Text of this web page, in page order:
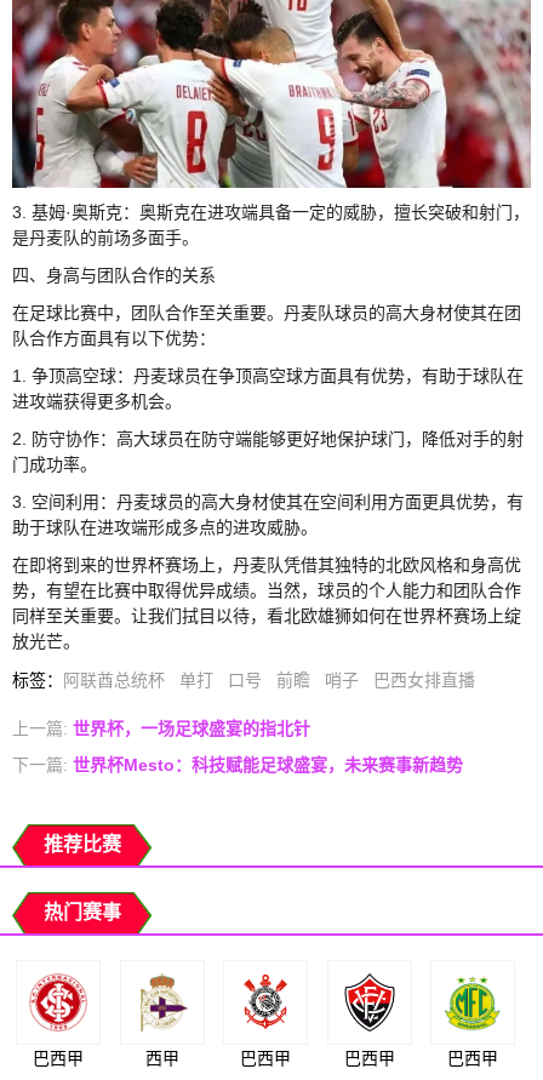
3. 基姆·奥斯克：奥斯克在进攻端具备一定的威胁，擅长突破和射门，
是丹麦队的前场多面手。
四、身高与团队合作的关系
在足球比赛中，团队合作至关重要。丹麦队球员的高大身材使其在团
队合作方面具有以下优势：
1. 争顶高空球：丹麦球员在争顶高空球方面具有优势，有助于球队在
进攻端获得更多机会。
2. 防守协作：高大球员在防守端能够更好地保护球门，降低对手的射
门成功率。
3. 空间利用：丹麦球员的高大身材使其在空间利用方面更具优势，有
助于球队在进攻端形成多点的进攻威胁。
在即将到来的世界杯赛场上，丹麦队凭借其独特的北欧风格和身高优
势，有望在比赛中取得优异成绩。当然，球员的个人能力和团队合作
同样至关重要。让我们拭目以待，看北欧雄狮如何在世界杯赛场上绽
放光芒。
标签： 阿联酋总统杯 单打 口号 前瞻 哨子 巴西女排直播
上一篇: 世界杯，一场足球盛宴的指北针
下一篇: 世界杯Mesto：科技赋能足球盛宴，未来赛事新趋势
推荐比赛
热门赛事
巴西甲 西甲 巴西甲 巴西甲 巴西甲